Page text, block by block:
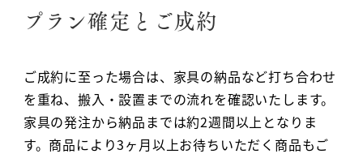
プラン確定とご成約
ご成約に至った場合は、家具の納品など打ち合わせ
を重ね、搬入・設置までの流れを確認いたします。
家具の発注から納品までは約2週間以上となりま
す。商品により3ヶ月以上お待ちいただく商品もご